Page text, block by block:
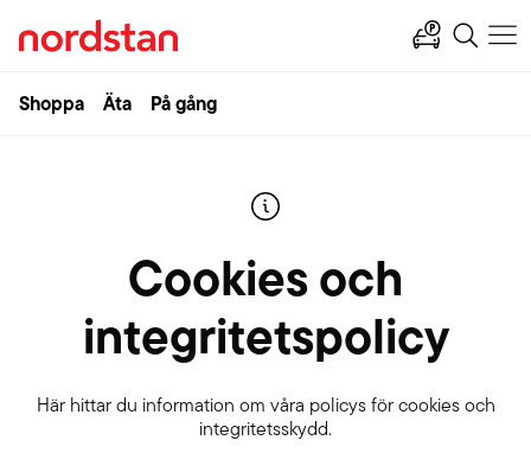
Shoppa Äta På gång
Cookies och
integritetspolicy
Här hittar du information om våra policys för cookies och
integritetsskydd.